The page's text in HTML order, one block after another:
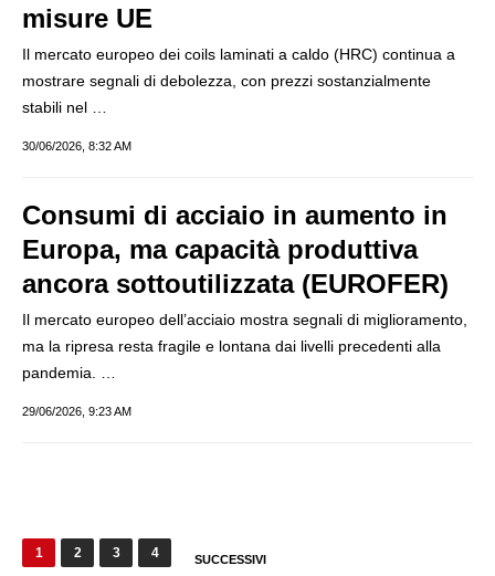
misure UE
Il mercato europeo dei coils laminati a caldo (HRC) continua a
mostrare segnali di debolezza, con prezzi sostanzialmente
stabili nel …
30/06/2026, 8:32 AM
Consumi di acciaio in aumento in
Europa, ma capacità produttiva
ancora sottoutilizzata (EUROFER)
Il mercato europeo dell’acciaio mostra segnali di miglioramento,
ma la ripresa resta fragile e lontana dai livelli precedenti alla
pandemia. …
29/06/2026, 9:23 AM
Paginazione
1 2 3 4 SUCCESSIVI